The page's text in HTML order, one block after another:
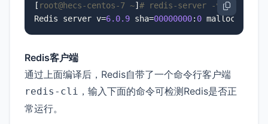
[ root@hecs-centos-7 ~] # redis-server -v
Redis server v=6.0.9 sha=00000000: 0
Redis客户端
通过上面编译后，Redis自带了一个命令行客户端
redis-cli ，输入下面的命令可检测Redis是否正
常运行。